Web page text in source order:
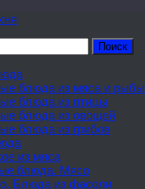
блюда из мяса и рыбы
блюда из птицы
блюда из овощей
блюда из грибов
из мяса
блюда. Мясо
Блюда из фасоли